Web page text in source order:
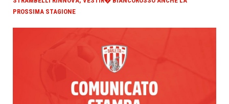
PROSSIMA STAGIONE